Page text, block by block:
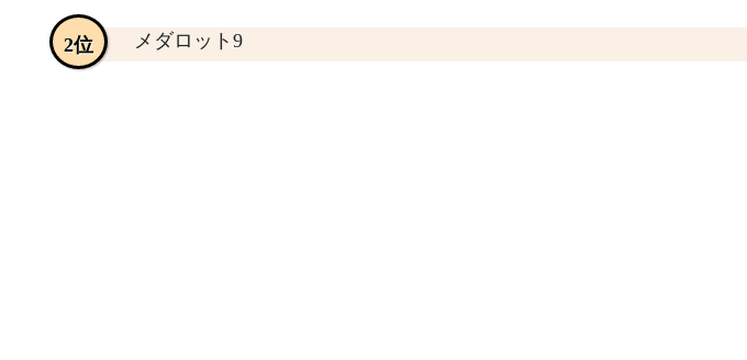
メダロット9
2位